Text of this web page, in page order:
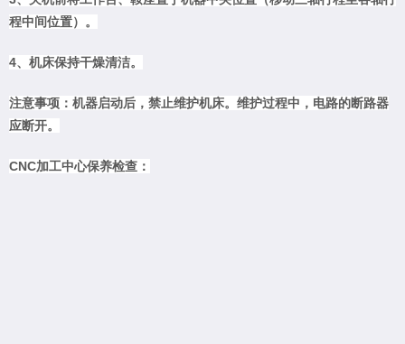
程中间位置）。
4、机床保持干燥清洁。
注意事项：机器启动后，禁止维护机床。维护过程中，电路的断路器
应断开。
CNC加工中心保养检查：